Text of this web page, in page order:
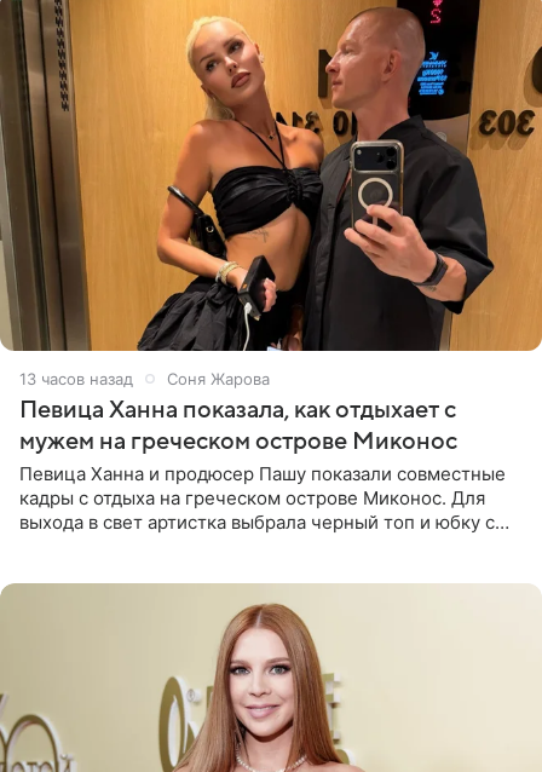
13 часов назад Соня Жарова
Певица Ханна показала, как отдыхает с
мужем на греческом острове Миконос
Певица Ханна и продюсер Пашу показали совместные
кадры с отдыха на греческом острове Миконос. Для
выхода в свет артистка выбрала черный топ и юбку с